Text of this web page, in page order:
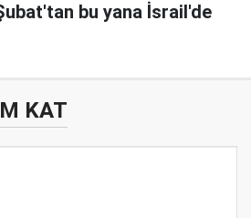
bu yana İsrail'de
KAT